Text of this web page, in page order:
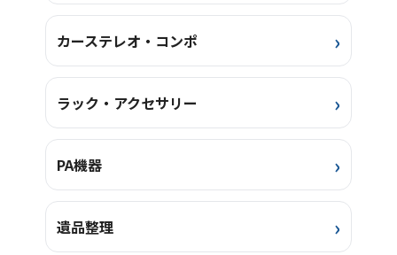
カーステレオ・コンポ
ラック・アクセサリー
PA機器
遺品整理